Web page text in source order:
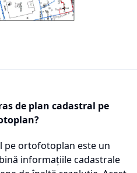
de plan cadastral pe
pe ortofotoplan este un
informațiile cadastrale